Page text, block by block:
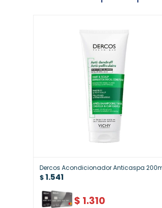
Dercos Acondicionador Anticaspa
$ 1.541
$ 1.310